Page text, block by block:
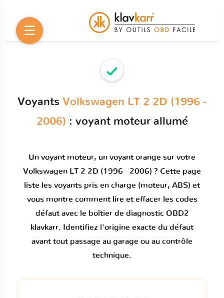
Voyants Volkswagen LT 2 2D (1996 -
2006) : voyant moteur allumé
Un voyant moteur, un voyant orange sur votre
Volkswagen LT 2 2D (1996 - 2006) ? Cette page
liste les voyants pris en charge (moteur, ABS) et
vous montre comment lire et effacer les codes
défautavec le boîtier de diagnostic OBD2
klavkarr. Identifiez l'origine exacte du défaut
avant tout passage au garage ou au contrôle
technique.